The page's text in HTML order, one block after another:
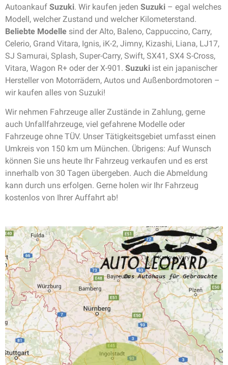
Autoankauf Suzuki. Wir kaufen jeden Suzuki – egal welches
Modell, welcher Zustand und welcher Kilometerstand.
Beliebte Modelle sind der Alto, Baleno, Cappuccino, Carry,
Celerio, Grand Vitara, Ignis, iK-2, Jimny, Kizashi, Liana, LJ17,
SJ Samurai, Splash, Super-Carry, Swift, SX41, SX4 S-Cross,
Vitara, Wagon R+ oder der X-901. Suzuki ist ein japanischer
Hersteller von Motorrädern, Autos und Außenbordmotoren –
wir kaufen alles von Suzuki!
Wir nehmen Fahrzeuge aller Zustände in Zahlung, gerne
auch Unfallfahrzeuge, viel gefahrene Modelle oder
Fahrzeuge ohne TÜV. Unser Tätigkeitsgebiet umfasst einen
Umkreis von 150 km um München. Übrigens: Auf Wunsch
können Sie uns heute Ihr Fahrzeug verkaufen und es erst
innerhalb von 30 Tagen übergeben. Auch die Abmeldung
kann durch uns erfolgen. Gerne holen wir Ihr Fahrzeug
kostenlos von Ihrer Auffahrt ab!